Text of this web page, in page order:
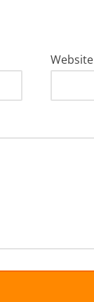
Website